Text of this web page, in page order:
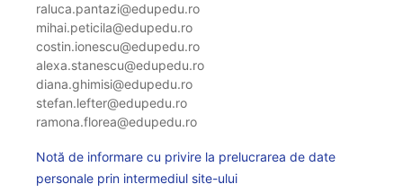
raluca.pantazi@edupedu.ro
mihai.peticila@edupedu.ro
costin.ionescu@edupedu.ro
alexa.stanescu@edupedu.ro
diana.ghimisi@edupedu.ro
stefan.lefter@edupedu.ro
ramona.florea@edupedu.ro
Notă de informare cu privire la prelucrarea de date
personale prin intermediul site-ului